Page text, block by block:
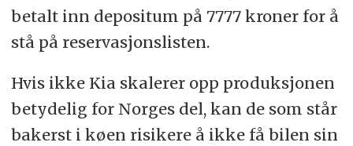
betalt inn depositum på 7777 kroner for å
stå på reservasjonslisten.
Hvis ikke Kia skalerer opp produksjonen
betydelig for Norges del, kan de som står
bakerst i køen risikere å ikke få bilen sin